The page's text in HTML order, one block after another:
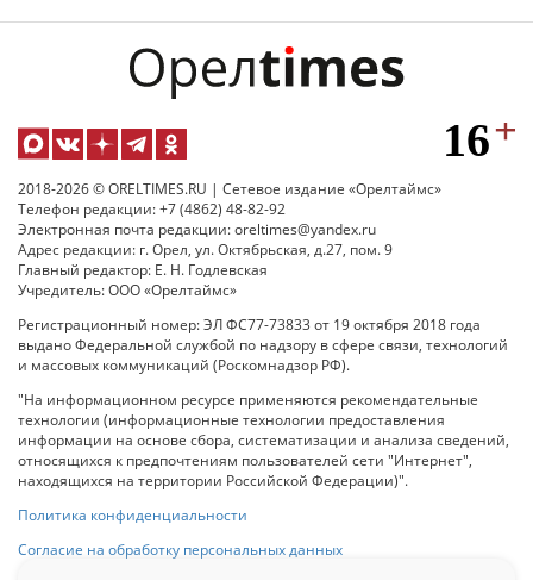
2018-2026 © ORELTIMES.RU | Сетевое издание «Орелтаймс»
Телефон редакции: +7 (4862) 48-82-92
Электронная почта редакции: oreltimes@yandex.ru
Адрес редакции: г. Орел, ул. Октябрьская, д.27, пом. 9
Главный редактор: Е. Н. Годлевская
Учредитель: ООО «Орелтаймс»
Регистрационный номер: ЭЛ ФС77-73833 от 19 октября 2018 года
выдано Федеральной службой по надзору в сфере связи, технологий
и массовых коммуникаций (Роскомнадзор РФ).
"На информационном ресурсе применяются рекомендательные
технологии (информационные технологии предоставления
информации на основе сбора, систематизации и анализа сведений,
относящихся к предпочтениям пользователей сети "Интернет",
находящихся на территории Российской Федерации)".
Политика конфиденциальности
Согласие на обработку персональных данных